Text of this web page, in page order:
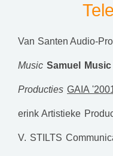
Van Santen Audio-
Music Samuel
Producties GAIA
erink Artistieke
V. STILTS